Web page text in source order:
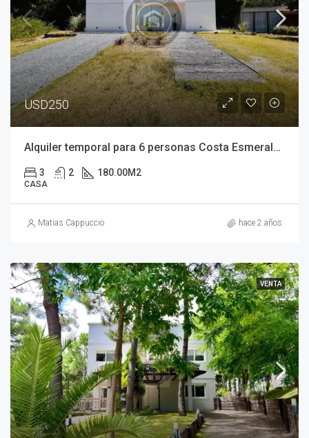
USD250
Alquiler temporal para 6 personas Costa Esmeralda
3 2 180.00M2
CASA
Matias Cappuccio hace 2 años
VENTA